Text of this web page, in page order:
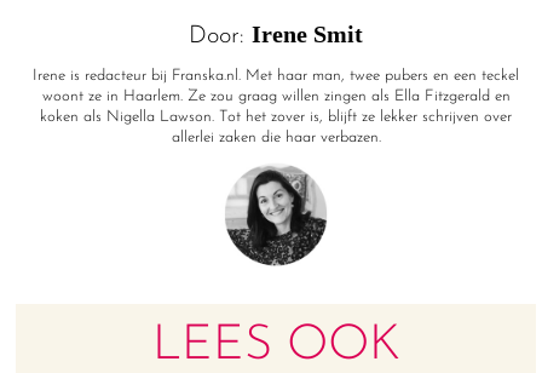
Door:Irene Smit
Irene is redacteur bij Franska.nl. Met haar man, twee pubers en een teckel
woont ze in Haarlem. Ze zou graag willen zingen als Ella Fitzgerald en
koken als Nigella Lawson. Tot het zover is, blijft ze lekker schrijven over
allerlei zaken die haar verbazen.
LEES OOK